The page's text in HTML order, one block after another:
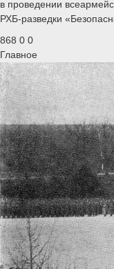
в проведении
РХБ-разведки
868 0 0
Главное